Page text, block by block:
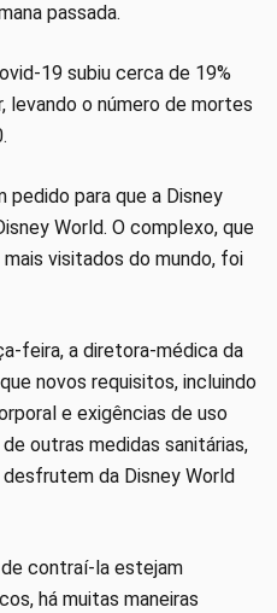
passada.
19 subiu cerca de 19%
levando o número de mortes
pedido para que a Disney
World. O complexo, que
visitados do mundo, foi
feira, a diretora-médica da
novos requisitos, incluindo
e exigências de uso
outras medidas sanitárias,
da Disney World
contraí-la estejam
há muitas maneiras